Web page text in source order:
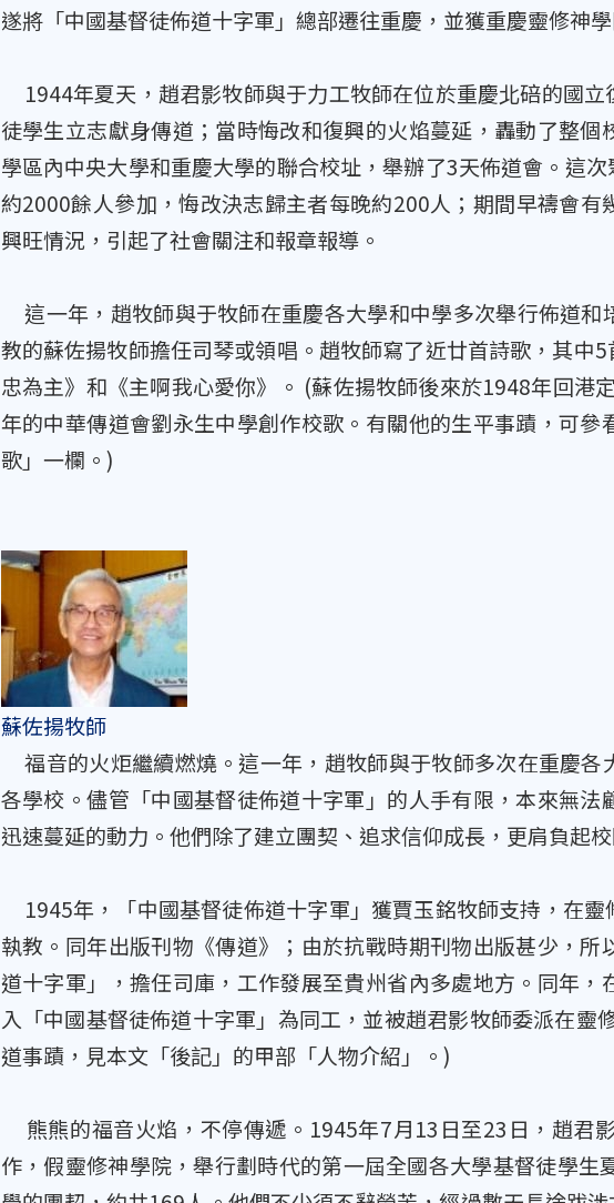
遂將「中國基督徒佈道十字軍」總部遷往重慶，並獲重慶靈修神
1944年夏天，趙君影牧師與于力工牧師在位於重慶北碚的國
徒學生立志獻身傳道；當時悔改和復興的火焰蔓延，轟動了整
學區內中央大學和重慶大學的聯合校址，舉辦了3天佈道會。這
約2000餘人參加，悔改決志歸主者每晚約200人；期間早禱會
興旺情況，引起了社會關注和報章報導。
這一年，趙牧師與于牧師在重慶各大學和中學多次舉行佈道
教的蘇佐揚牧師擔任司琴或領唱。趙牧師寫了近廿首詩歌，其中
忠為主》和《主啊我心愛你》。 (蘇佐揚牧師後來於1948年回港
年的中華傳道會劉永生中學創作校歌。有關他的生平事蹟，可
歌」一欄。)
蘇佐揚牧師
福音的火炬繼續燃燒。這一年，趙牧師與于牧師多次在重慶
各學校。儘管「中國基督徒佈道十字軍」的人手有限，本來無
迅速蔓延的動力。他們除了建立團契、追求信仰成長，更肩負起
1945年，「中國基督徒佈道十字軍」獲賈玉銘牧師支持，在
執教。同年出版刊物《傳道》；由於抗戰時期刊物出版甚少，
道十字軍」，擔任司庫，工作發展至貴州省內多處地方。同年
入「中國基督徒佈道十字軍」為同工，並被趙君影牧師委派在
道事蹟，見本文「後記」的甲部「人物介紹」。)
熊熊的福音火焰，不停傳遞。1945年7月13日至23日，趙君
作，假靈修神學院，舉行劃時代的第一屆全國各大學基督徒學